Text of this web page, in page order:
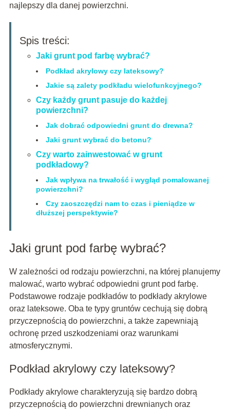
najlepszy dla danej powierzchni.
Spis treści:
Jaki grunt pod farbę wybrać?
Podkład akrylowy czy lateksowy?
Jakie są zalety podkładu wielofunkcyjnego?
Czy każdy grunt pasuje do każdej
powierzchni?
Jak dobrać odpowiedni grunt do drewna?
Jaki grunt wybrać do betonu?
Czy warto zainwestować w grunt
podkładowy?
Jak wpływa na trwałość i wygląd pomalowanej
powierzchni?
Czy zaoszczędzi nam to czas i pieniądze w
dłuższej perspektywie?
Jaki grunt pod farbę wybrać?
W zależności od rodzaju powierzchni, na której planujemy
malować, warto wybrać odpowiedni grunt pod farbę.
Podstawowe rodzaje podkładów to podkłady akrylowe
oraz lateksowe. Oba te typy gruntów cechują się dobrą
przyczepnością do powierzchni, a także zapewniają
ochronę przed uszkodzeniami oraz warunkami
atmosferycznymi.
Podkład akrylowy czy lateksowy?
Podkłady akrylowe charakteryzują się bardzo dobrą
przyczepnością do powierzchni drewnianych oraz